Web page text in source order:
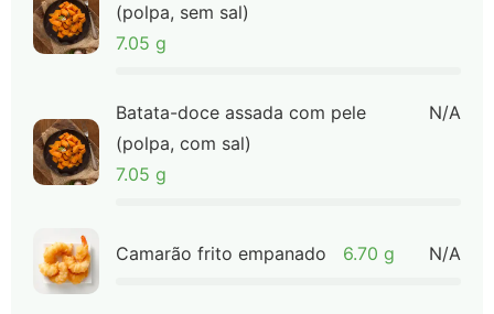
(polpa, sem sal)
7.05 g
Batata-doce assada com pele
(polpa, com sal)
7.05 g
N/A
Camarão frito empanado 6.70 g N/A